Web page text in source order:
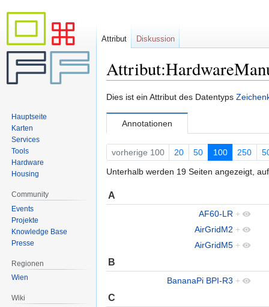
Zur
springen
Zur
springen
Dies ist ein Attribut des Datentyps
Annotationen
vorherige 100 20 50 100 250
Unterhalb werden 19 Seiten angezeigt,
A
AF60-LR +
AirGridM2 +
AirGridM5 +
B
BananaPi BPI-R3 +
C
Attribut Diskussion
Hauptseite
Karten
Services
Tools
Hardware
Housing
Community
Events
Projekte
Knowledge Base
Presse
Regionen
Wien
Wiki